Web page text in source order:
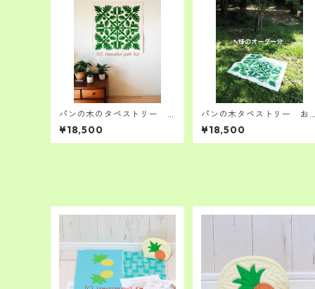
パンの木のタペストリー
ハワイアンキルト キット
¥18,500
パンの木タペストリー お
客様オーダー分
¥18,500